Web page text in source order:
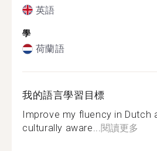
英語
學
荷蘭語
我的語言學習目標
Improve my fluency in Dutch
culturally aware...閱讀更多